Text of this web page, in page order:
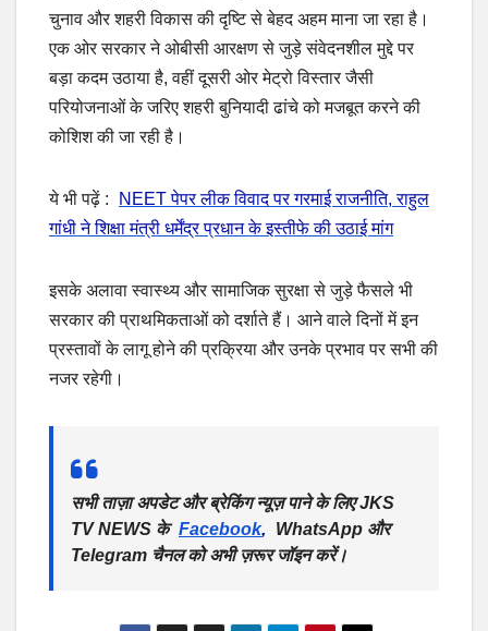
चुनाव और शहरी विकास की दृष्टि से बेहद अहम माना जा रहा है।
एक ओर सरकार ने ओबीसी आरक्षण से जुड़े संवेदनशील मुद्दे पर
बड़ा कदम उठाया है, वहीं दूसरी ओर मेट्रो विस्तार जैसी
परियोजनाओं के जरिए शहरी बुनियादी ढांचे को मजबूत करने की
कोशिश की जा रही है।
ये भी पढ़ें :
NEET पेपर लीक विवाद पर गरमाई राजनीति, राहुल
गांधी ने शिक्षा मंत्री धर्मेंद्र प्रधान के इस्तीफे की उठाई मांग
इसके अलावा स्वास्थ्य और सामाजिक सुरक्षा से जुड़े फैसले भी
सरकार की प्राथमिकताओं को दर्शाते हैं। आने वाले दिनों में इन
प्रस्तावों के लागू होने की प्रक्रिया और उनके प्रभाव पर सभी की
नजर रहेगी।
सभी ताज़ा अपडेट और ब्रेकिंग न्यूज़ पाने के लिए JKS
TV NEWS के Facebook,
WhatsApp और
Telegram चैनल को अभी ज़रूर जॉइन करें।